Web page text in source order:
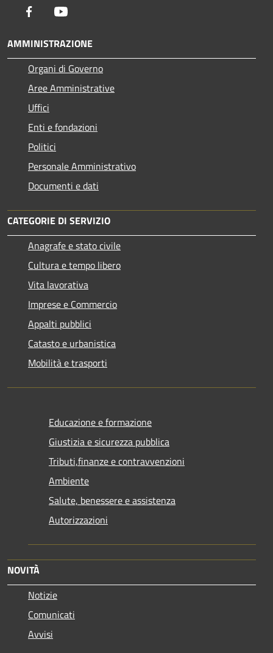
Facebook
AMMINISTRAZIONE
Organi di Governo
Aree Amministrative
Uffici
Enti e fondazioni
Politici
Personale Amministrativo
Documenti e dati
CATEGORIE DI SERVIZIO
Anagrafe e stato civile
Cultura e tempo libero
Vita lavorativa
Imprese e Commercio
Appalti pubblici
Catasto e urbanistica
Mobilità e trasporti
Educazione e formazione
Giustizia e sicurezza pubblica
Tributi,finanze e contravvenzioni
Ambiente
Salute, benessere e assistenza
Autorizzazioni
NOVITÀ
Notizie
Comunicati
Avvisi